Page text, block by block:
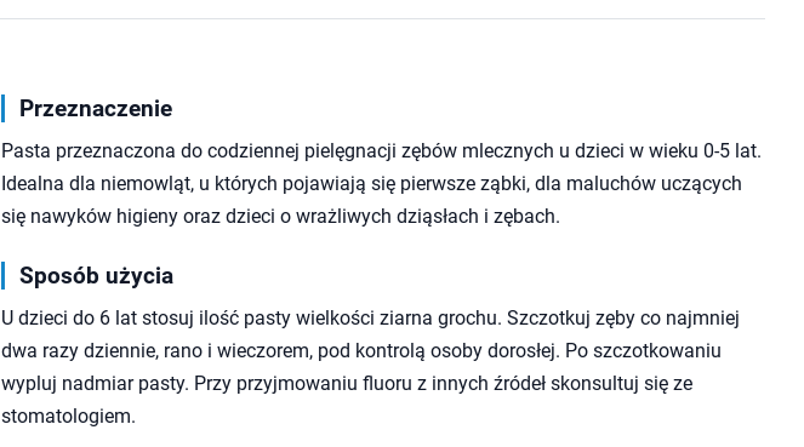
Przeznaczenie
Pasta przeznaczona do codziennej pielęgnacji zębów mlecznych u dzieci w wieku 0-5 lat.
Idealna dla niemowląt, u których pojawiają się pierwsze ząbki, dla maluchów uczących
się nawyków higieny oraz dzieci o wrażliwych dziąsłach i zębach.
Sposób użycia
U dzieci do 6 lat stosuj ilość pasty wielkości ziarna grochu. Szczotkuj zęby co najmniej
dwa razy dziennie, rano i wieczorem, pod kontrolą osoby dorosłej. Po szczotkowaniu
wypluj nadmiar pasty. Przy przyjmowaniu fluoru z innych źródeł skonsultuj się ze
stomatologiem.